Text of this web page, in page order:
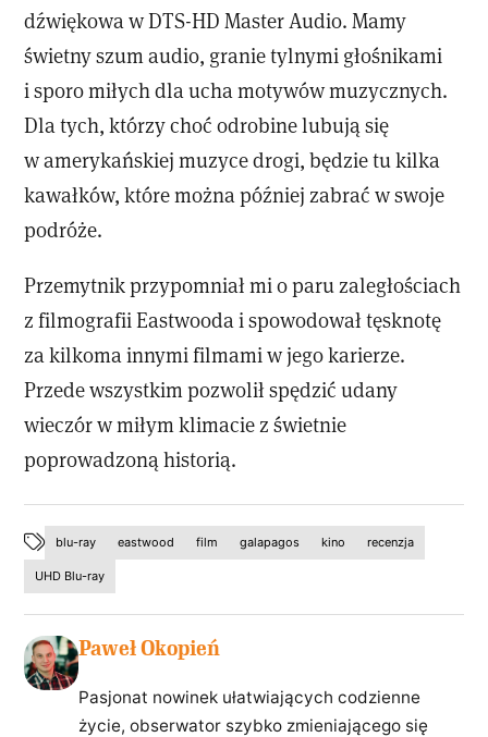
dźwiękowa w DTS-HD Master Audio. Mamy
świetny szum audio, granie tylnymi głośnikami
i sporo miłych dla ucha motywów muzycznych.
Dla tych, którzy choć odrobine lubują się
w amerykańskiej muzyce drogi, będzie tu kilka
kawałków, które można później zabrać w swoje
podróże.
Przemytnik przypomniał mi o paru zaległościach
z filmografii Eastwooda i spowodował tęsknotę
za kilkoma innymi filmami w jego karierze.
Przede wszystkim pozwolił spędzić udany
wieczór w miłym klimacie z świetnie
poprowadzoną historią.
blu-ray eastwood film galapagos kino recenzja
UHD Blu-ray
Paweł Okopień
Pasjonat nowinek ułatwiających codzienne
życie, obserwator szybko zmieniającego się